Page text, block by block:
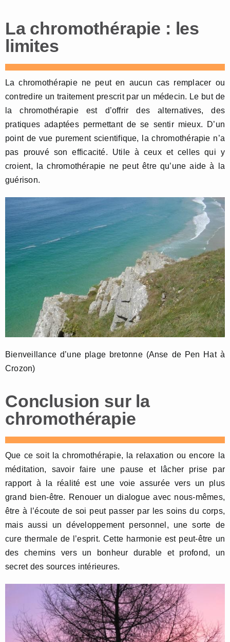
La chromothérapie : les
limites
La chromothérapie ne peut en aucun cas remplacer ou
contredire un traitement prescrit par un médecin. Le but de
la chromothérapie est d’offrir des alternatives, des
pratiques adaptées permettant de se sentir mieux. D’un
point de vue purement scientifique, la chromothérapie n’a
pas prouvé son efficacité. Utile à ceux et celles qui y
croient, la chromothérapie ne peut être qu’une aide à la
guérison.
Bienveillance d’une plage bretonne (Anse de Pen Hat à
Crozon)
Conclusion sur la
chromothérapie
Que ce soit la chromothérapie, la relaxation ou encore la
méditation, savoir faire une pause et lâcher prise par
rapport à la réalité est une voie assurée vers un plus
grand bien-être. Renouer un dialogue avec nous-mêmes,
être à l’écoute de soi peut passer par les soins du corps,
mais aussi un développement personnel, une sorte de
cure thermale de l’esprit. Cette harmonie est peut-être un
des chemins vers un bonheur durable et profond, un
secret des sources intérieures.